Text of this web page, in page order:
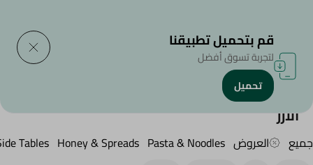
الرئيسية /منتجات البقالة
الأرز
جميع العروض Pasta & Noodles
Honey & Spreads
Tables
قم بتحميل تطبيقنا
لتجربة تسوق أفضل
تحميل